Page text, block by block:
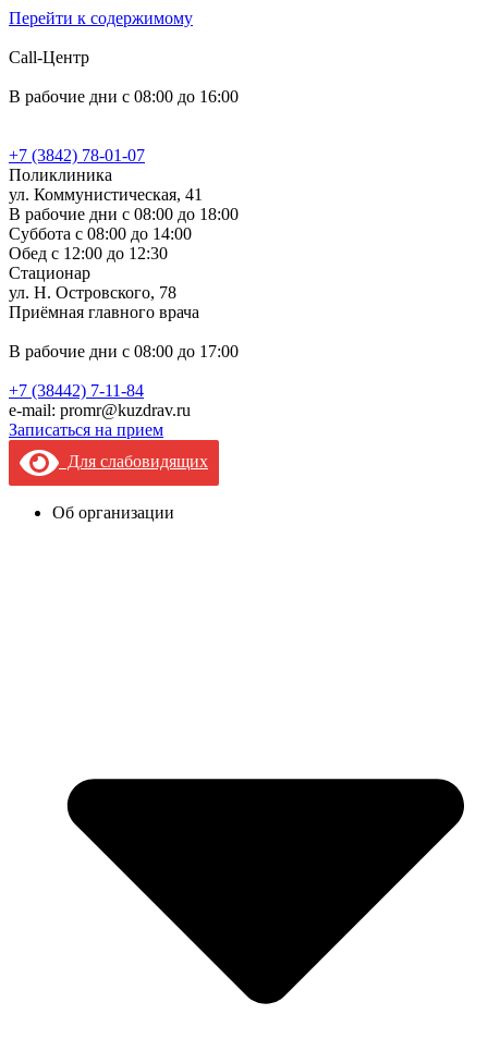
Перейти к содержимому
Call-Центр
В рабочие дни с 08:00 до 16:00
+7 (3842) 78-01-07
Поликлиника
ул. Коммунистическая, 41
В рабочие дни с 08:00 до 18:00
Суббота с 08:00 до 14:00
Обед с 12:00 до 12:30
Стационар
ул. Н. Островского, 78
Приёмная главного врача
В рабочие дни с 08:00 до 17:00
+7 (38442) 7-11-84
e-mail: promr@kuzdrav.ru
Записаться на прием
Для слабовидящих
Об организации